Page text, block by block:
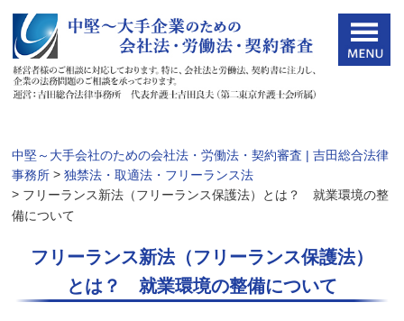
中堅～大手会社のための会社法・労働法・契約審査 | 吉田総合法律
事務所 >独禁法・取適法・フリーランス法
> フリーランス新法（フリーランス保護法）とは？ 就業環境の整
備について
フリーランス新法（フリーランス保護法）
とは？ 就業環境の整備について